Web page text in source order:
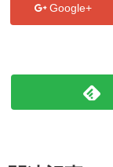
Google+